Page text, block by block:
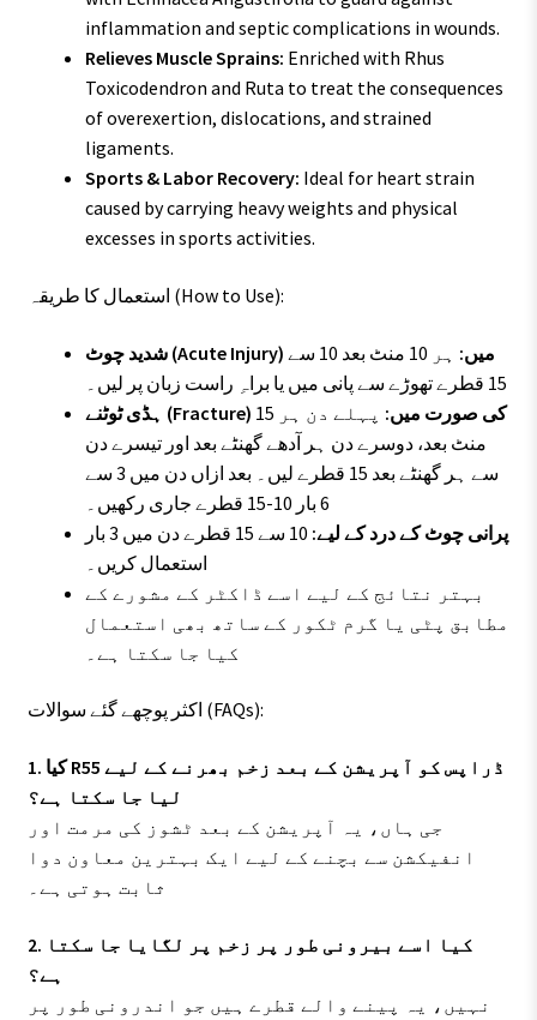
inflammation and septic complications in wounds.
Relieves Muscle Sprains: Enriched with Rhus
Toxicodendron and Ruta to treat the consequences
of overexertion, dislocations, and strained
ligaments.
Sports & Labor Recovery: Ideal for heart strain
caused by carrying heavy weights and physical
excesses in sports activities.
استعمال کا طریقہ (How to Use):
شدید چوٹ (Acute Injury) میں:
ہر 10 منٹ بعد 10 سے
15 قطرے تھوڑے سے پانی میں یا براہِ راست زبان پر لیں۔
ہڈی ٹوٹنے (Fracture) کی صورت میں:
پہلے دن ہر 15
منٹ بعد، دوسرے دن ہر آدھے گھنٹے بعد اور تیسرے دن
سے ہر گھنٹے بعد 15 قطرے لیں۔ بعد ازاں دن میں 3 سے
6 بار 10-15 قطرے جاری رکھیں۔
پرانی چوٹ کے درد کے لیے:
10 سے 15 قطرے دن میں 3 بار
استعمال کریں۔
بہتر نتائج کے لیے اسے ڈاکٹر کے مشورے کے
مطابق پٹی یا گرم ٹکور کے ساتھ بھی استعمال
کیا جا سکتا ہے۔
اکثر پوچھے گئے سوالات (FAQs):
1. کیا R55 ڈراپس کو آپریشن کے بعد زخم بھرنے کے لیے
لیا جا سکتا ہے؟
جی ہاں، یہ آپریشن کے بعد ٹشوز کی مرمت اور
انفیکشن سے بچنے کے لیے ایک بہترین معاون دوا
ثابت ہوتی ہے۔
2. کیا اسے بیرونی طور پر زخم پر لگایا جا سکتا
ہے؟
نہیں، یہ پینے والے قطرے ہیں جو اندرونی طور پر